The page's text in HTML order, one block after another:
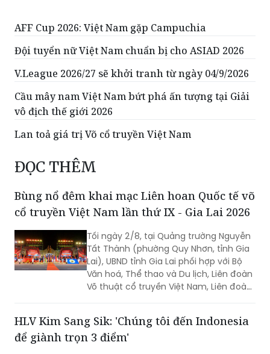
AFF Cup 2026: Việt Nam gặp Campuchia
Đội tuyển nữ Việt Nam chuẩn bị cho ASIAD 2026
V.League 2026/27 sẽ khởi tranh từ ngày 04/9/2026
Cầu mây nam Việt Nam bứt phá ấn tượng tại Giải
vô địch thế giới 2026
Lan toả giá trị Võ cổ truyền Việt Nam
ĐỌC THÊM
Bùng nổ đêm khai mạc Liên hoan Quốc tế võ
cổ truyền Việt Nam lần thứ IX - Gia Lai 2026
Tối ngày 2/8, tại Quảng trường Nguyễn
Tất Thành (phường Quy Nhơn, tỉnh Gia
Lai), UBND tỉnh Gia Lai phối hợp với Bộ
Văn hoá, Thể thao và Du lịch, Liên đoàn
Võ thuật cổ truyền Việt Nam, Liên đoàn
truyền Việt Nam lần thứ IX - Gia Lai
2026.
HLV Kim Sang Sik: 'Chúng tôi đến Indonesia
để giành trọn 3 điểm'